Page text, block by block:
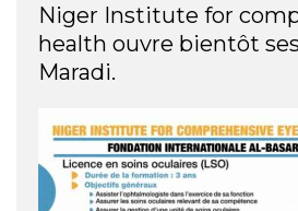
Niger Institute for
health ouvre bientôt
Maradi.